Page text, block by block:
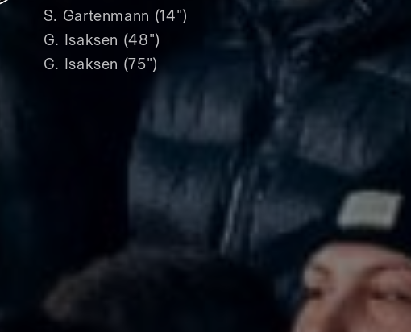
S. Gartenmann (14")
G. Isaksen (48")
G. Isaksen (75")